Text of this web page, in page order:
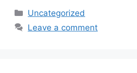
c
e
Categories
Uncategorized
Leave a comment